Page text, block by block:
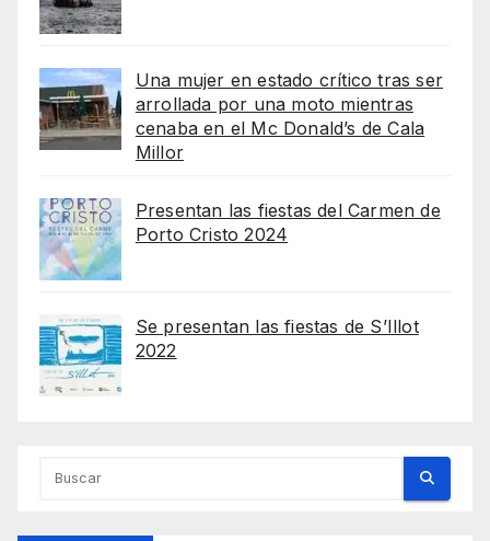
Una mujer en estado crítico tras ser
arrollada por una moto mientras
cenaba en el Mc Donald’s de Cala
Millor
Presentan las fiestas del Carmen de
Porto Cristo 2024
Se presentan las fiestas de S’Illot
2022